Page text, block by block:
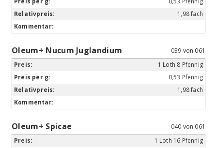
1,98 fach
Oleum+ Nucum Juglandium
039 von 061
1 Loth 8 Pfennig
0,53 Pfennig
1,98 fach
Oleum+ Spicae
040 von 061
1 Loth 16 Pfennig